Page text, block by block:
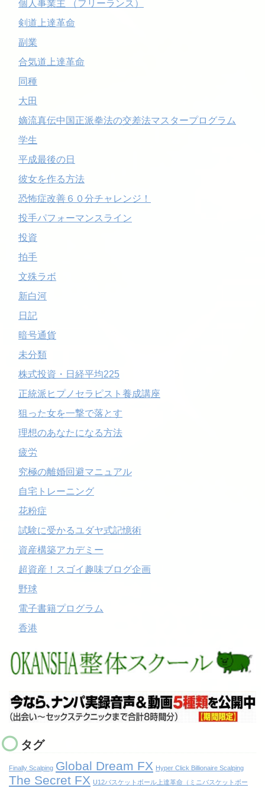
個人事業主 （フリーランス）
剣道上達革命
副業
合気道上達革命
同種
大田
嫡流真伝中国正派拳法の交差法マスタープログラム
学生
平成最後の日
彼女を作る方法
恐怖症改善６０分チャレンジ！
投手パフォーマンスライン
投資
拍手
文殊ラボ
新白河
日記
暗号通貨
未分類
株式投資・日経平均225
正統派ヒプノセラピスト養成講座
狙った女を一撃で落とす
理想のあなたになる方法
疲労
究極の離婚回避マニュアル
自宅トレーニング
花粉症
試験に受かるユダヤ式記憶術
資産構築アカデミー
超資産！スゴイ趣味ブログ企画
野球
電子書籍プログラム
香港
タグ
Finally Scalping Global Dream FX Hyper Click Billionaire Scalping
The Secret FX U12バスケットボール上達革命（ミニバスケットボー